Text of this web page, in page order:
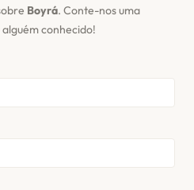
Boyrá. Conte-nos uma
conhecido!